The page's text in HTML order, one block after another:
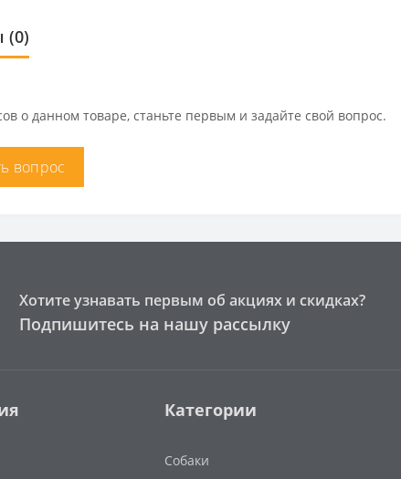
(0)
о данном товаре, станьте первым и задайте свой вопрос.
вопрос
Хотите узнавать первым об акциях и скидках?
Подпишитесь на нашу рассылку
Категории
Собаки